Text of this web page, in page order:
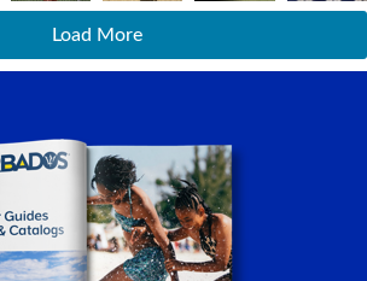
Load More